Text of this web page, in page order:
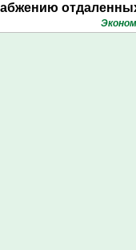
с помощью